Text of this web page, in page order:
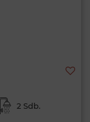
2 Sdb.